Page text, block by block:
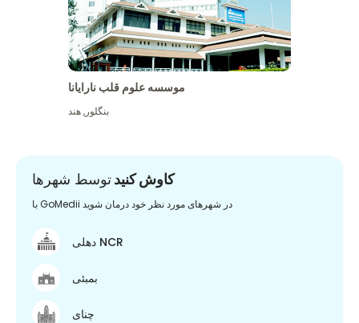
موسسه علوم قلب نارایانا
بنگلور,هند
کاوش کنیدتوسط شهرها
با GoMedii در شهرهای مورد نظر خود درمان شوید
دهلی NCR
بمبئی
چنای